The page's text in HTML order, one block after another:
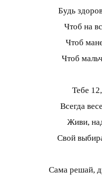
Будь
Чтоб на
Чтоб
Чтоб
Тебе
Всегда
Живи,
Свой
Сама решай,